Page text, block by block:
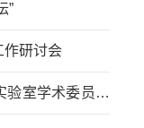
”
作研讨会
验室学术委员会